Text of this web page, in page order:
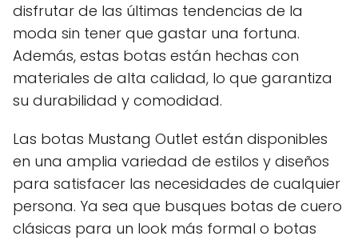
disfrutar de las últimas tendencias de la
moda sin tener que gastar una fortuna.
Además, estas botas están hechas con
materiales de alta calidad, lo que garantiza
su durabilidad y comodidad.
Las botas Mustang Outlet están disponibles
en una amplia variedad de estilos y diseños
para satisfacer las necesidades de cualquier
persona. Ya sea que busques botas de cuero
clásicas para un look más formal o botas